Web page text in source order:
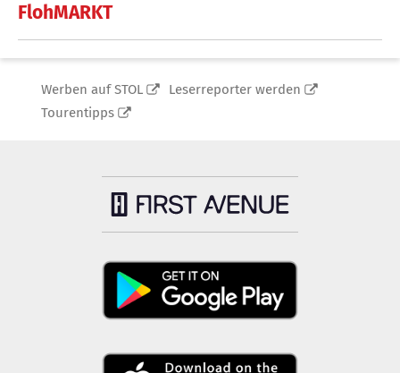
FlohMARKT
Werben auf STOL
Leserreporter werden
Tourentipps